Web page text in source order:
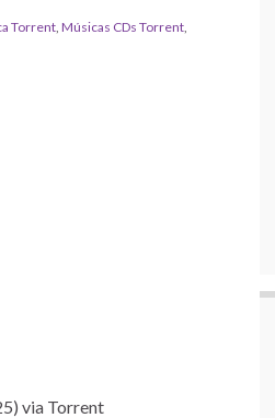
Torrent, ‎Músicas CDs Torrent,
via Torrent